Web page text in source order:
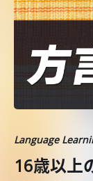
Language
16歳以上